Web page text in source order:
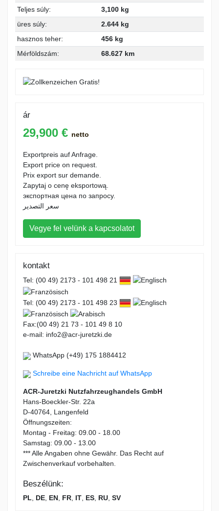
Teljes súly:
3,100 kg
üres súly:
2.644 kg
hasznos teher:
456 kg
Mérföldszám:
68.627 km
ár
29,900 € netto
Exportpreis auf Anfrage.
Export price on request.
Prix export sur demande.
Zapytaj o cenę eksportową.
экспортная цена по запросу.
سعر التصدير
Vegye fel velünk a kapcsolatot
kontakt
Tel: (00 49) 2173 - 101 498 21
Tel: (00 49) 2173 - 101 498 23
Fax:(00 49) 21 73 - 101 49 8 10
e-mail: info2@acr-juretzki.de
WhatsApp (+49) 175 1884412
Schreibe eine Nachricht auf WhatsApp
ACR-Juretzki Nutzfahrzeughandels GmbH
Hans-Boeckler-Str. 22a
D-40764, Langenfeld
Öffnungszeiten:
Montag - Freitag: 09.00 - 18.00
Samstag: 09.00 - 13.00
*** Alle Angaben ohne Gewähr. Das Recht auf
Zwischenverkauf vorbehalten.
Beszélünk:
PL, DE, EN, FR, IT, ES, RU, SV